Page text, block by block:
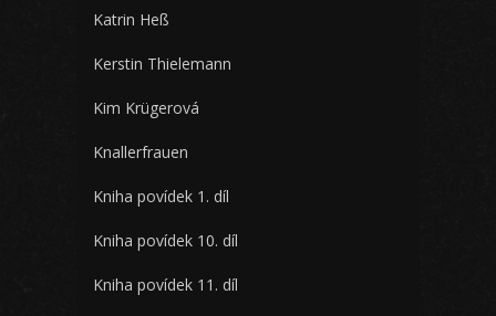
Katrin Heß
Kerstin Thielemann
Kim Krügerová
Knallerfrauen
Kniha povídek 1. díl
Kniha povídek 10. díl
Kniha povídek 11. díl